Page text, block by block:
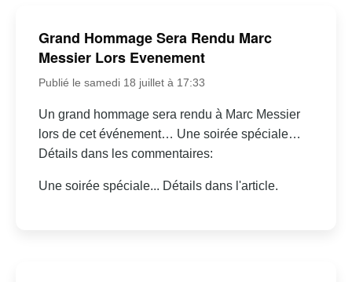
Grand Hommage Sera Rendu Marc
Messier Lors Evenement
Publié le samedi 18 juillet à 17:33
Un grand hommage sera rendu à Marc Messier
lors de cet événement… Une soirée spéciale…
Détails dans les commentaires:
Une soirée spéciale... Détails dans l'article.